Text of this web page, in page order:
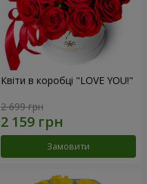
Квіти в коробці "LOVE YOU!"
2 699 грн
Замовити